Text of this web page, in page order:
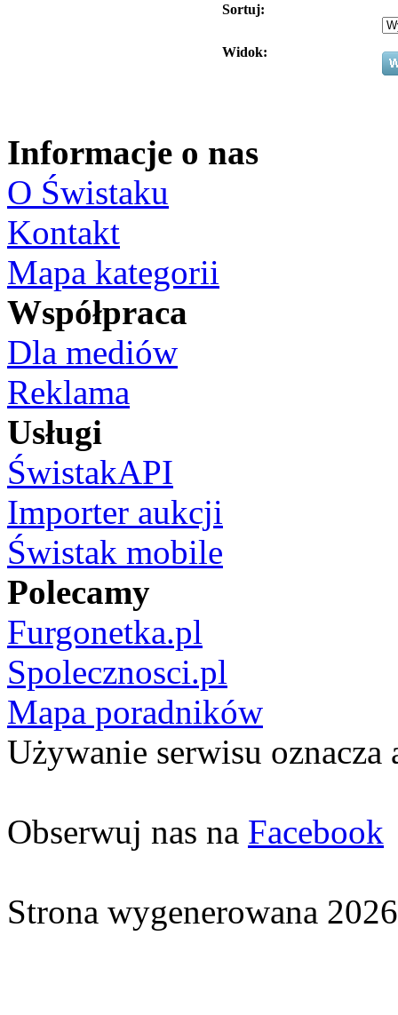
Sortuj:
Widok:
Informacje o nas
O Świstaku
Kontakt
Mapa kategorii
Współpraca
Dla mediów
Reklama
Usługi
ŚwistakAPI
Importer aukcji
Świstak mobile
Polecamy
Furgonetka.pl
Spolecznosci.pl
Mapa poradników
Używanie serwisu oznacza
Obserwuj nas na Facebook
Strona wygenerowana